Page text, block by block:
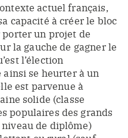
actuel français,
capacité à créer le bloc
un projet de
la gauche de gagner le
l’élection
se heurter à un
est parvenue à
solide (classe
populaires des grands
de diplôme)